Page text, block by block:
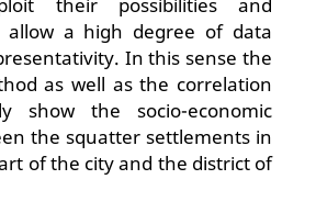
allow a high degree of data
In this sense the
as well as the correlation
show the socio-economic
the squatter settlements in
of the city and the district of